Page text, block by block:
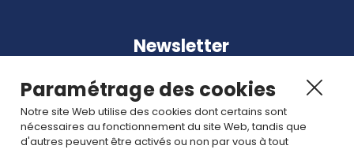
Newsletter
Abonnez-vous à nos dernières nouvelles et articles.
Paramétrage des cookies
Notre site Web utilise des cookies dont certains sont
nécessaires au fonctionnement du site Web, tandis que
d'autres peuvent être activés ou non par vous à tout